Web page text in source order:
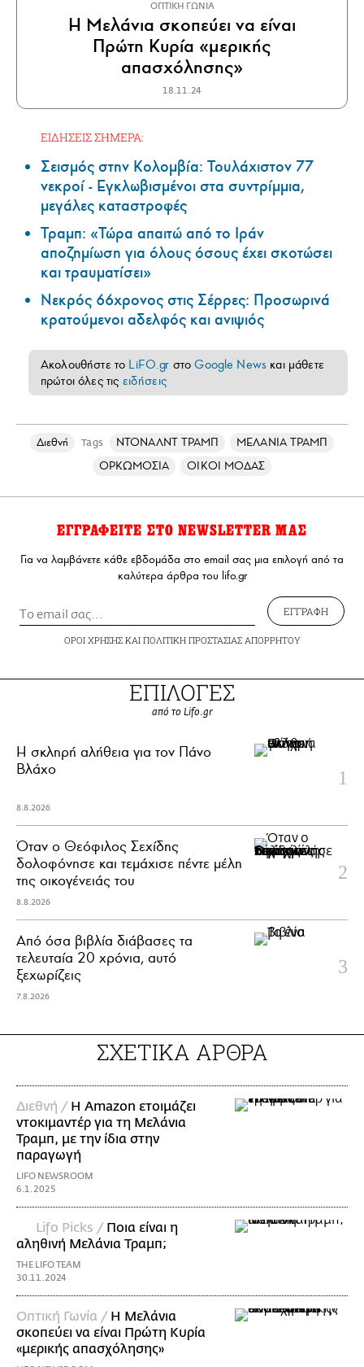
ΟΠΤΙΚΗ ΓΩΝΙΑ
Η Μελάνια σκοπεύει να είναι
Πρώτη Κυρία «μερικής
απασχόλησης»
18.11.24
ΕΙΔΗΣΕΙΣ ΣΗΜΕΡΑ:
Σεισμός στην Κολομβία: Τουλάχιστον 77
νεκροί - Εγκλωβισμένοι στα συντρίμμια,
μεγάλες καταστροφές
Τραμπ: «Τώρα απαιτώ από το Ιράν
αποζημίωση για όλους όσους έχει σκοτώσει
και τραυματίσει»
Νεκρός 66χρονος στις Σέρρες: Προσωρινά
κρατούμενοι αδελφός και ανιψιός
Ακολουθήστε το LiFO.gr στοGoogle News και μάθετε
πρώτοι όλες τις ειδήσεις
Διεθνή Tags ΝΤΟΝΑΛΝΤ ΤΡΑΜΠ
ΜΕΛΑΝΙΑ ΤΡΑΜΠ
ΟΡΚΩΜΟΣΙΑ
ΟΙΚΟΙ ΜΟΔΑΣ
ΕΓΓΡΑΦΕΙΤΕ ΣΤΟ NEWSLETTER ΜΑΣ
Για να λαμβάνετε κάθε εβδομάδα στο email σας μια επιλογή από τα
καλύτερα άρθρα του lifo.gr
ΕΓΓΡΑΦΗ
ΟΡΟΙ ΧΡΗΣΗΣΚΑΙ ΠΟΛΙΤΙΚΗ ΠΡΟΣΤΑΣΙΑΣ ΑΠΟΡΡΗΤΟΥ
ΕΠΙΛΟΓΕΣ
από το Lifo.gr
H σκληρή αλήθεια για τον Πάνο
Βλάχο
8.8.2026
Όταν ο Θεόφιλος Σεχίδης
δολοφόνησε και τεμάχισε πέντε μέλη
της οικογένειάς του
8.8.2026
Από όσα βιβλία διάβασες τα
τελευταία 20 χρόνια, αυτό
ξεχωρίζεις
7.8.2026
ΣΧΕΤΙΚΑ ΑΡΘΡΑ
Διεθνή / Η Amazon ετοιμάζει
ντοκιμαντέρ για τη Μελάνια
Τραμπ, με την ίδια στην
παραγωγή
LIFO NEWSROOM
6.1.2025
Lifo Picks / Ποια είναι η
αληθινή Μελάνια Τραμπ;
THE LIFO TEAM
30.11.2024
Οπτική Γωνία / Η Μελάνια
σκοπεύει να είναι Πρώτη Κυρία
«μερικής απασχόλησης»